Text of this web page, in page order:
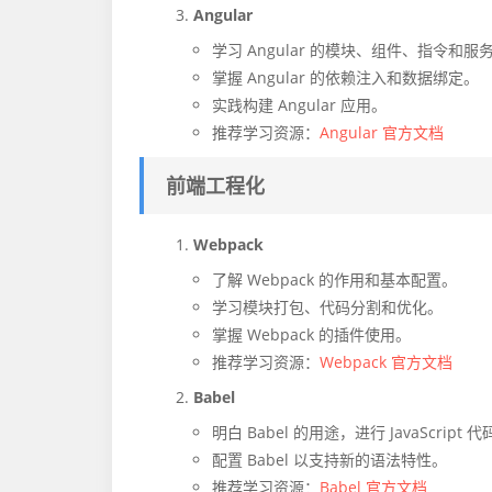
Angular
学习 Angular 的模块、组件、指令和服务
掌握 Angular 的依赖注入和数据绑定。
实践构建 Angular 应用。
推荐学习资源： Angular 官方文档
前端工程化
Webpack
了解 Webpack 的作用和基本配置。
学习模块打包、代码分割和优化。
掌握 Webpack 的插件使用。
推荐学习资源： Webpack 官方文档
Babel
明白 Babel 的用途，进行 JavaScript 代
配置 Babel 以支持新的语法特性。
推荐学习资源： Babel 官方文档